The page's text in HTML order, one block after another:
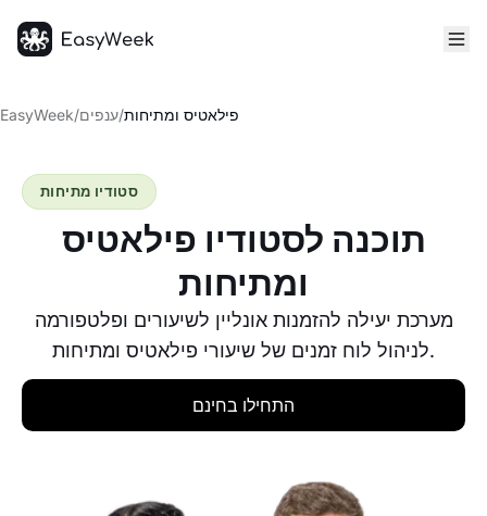
EasyWeek/ענפים/פילאטיס ומתיחות
תוכנה לסטודיו פילאטיס
ומתיחות
מערכת יעילה להזמנות אונליין לשיעורים ופלטפורמה
לניהול לוח זמנים של שיעורי פילאטיס ומתיחות.
סטודיו מתיחות
התחילו בחינם